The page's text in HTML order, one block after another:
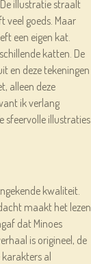
illustratie straalt
veel goeds. Maar
een eigen kat.
katten. De
en deze tekeningen
alleen deze
ik verlang
sfeervolle illustraties
kwaliteit.
maakt het lezen
dat Minoes
is origineel, de
al